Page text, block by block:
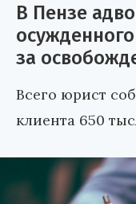
В Пензе
за
Всего юрист
клиента 650